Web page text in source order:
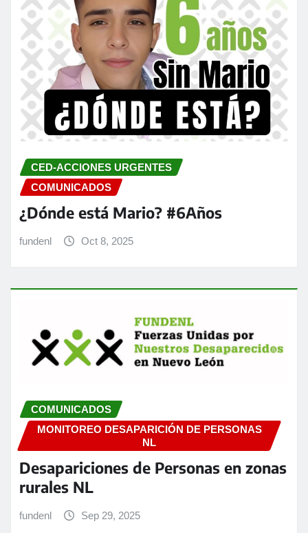
CED-ACCIONES URGENTES
COMUNICADOS
¿Dónde está Mario? #6Años
fundenl Oct 8, 2025
COMUNICADOS
MONITOREO DESAPARICIÓN DE PERSONAS
NL
Desapariciones de Personas en zonas
rurales NL
fundenl Sep 29, 2025